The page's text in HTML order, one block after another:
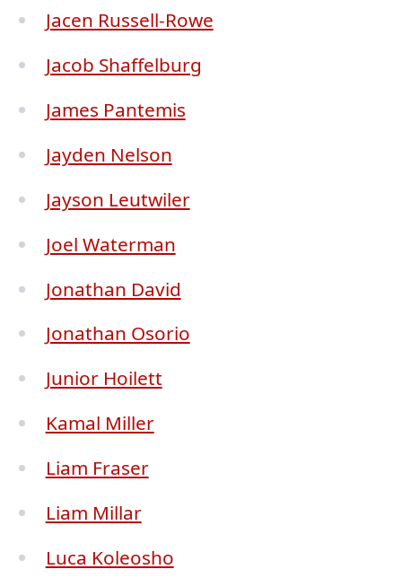
Jacen Russell-Rowe
Jacob Shaffelburg
James Pantemis
Jayden Nelson
Jayson Leutwiler
Joel Waterman
Jonathan David
Jonathan Osorio
Junior Hoilett
Kamal Miller
Liam Fraser
Liam Millar
Luca Koleosho